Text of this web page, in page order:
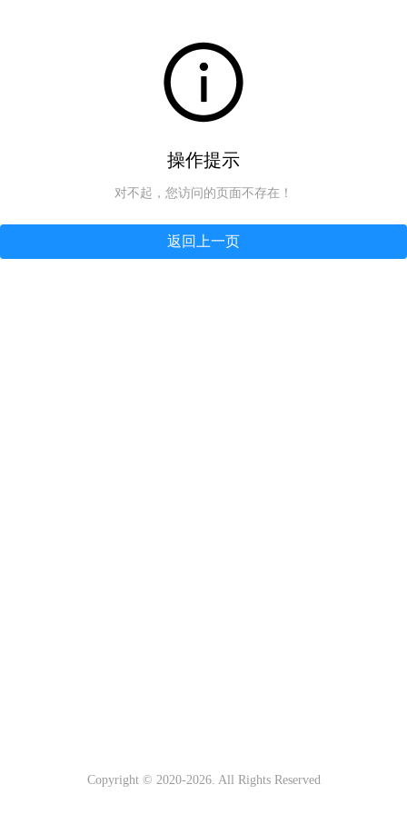
操作提示
对不起，您访问的页面不存在！
返回上一页
Copyright © 2020-2026. All Rights Reserved